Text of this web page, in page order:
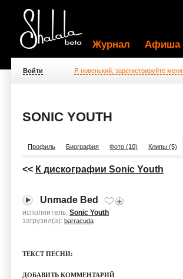
Журнал Афиша
Войти Я новенький, зарегистрируйте меня
SONIC YOUTH
Профиль Биография Фото (10) Клипы (5)
<< К дискографии Sonic Youth
Unmade Bed
исполнитель: Sonic Youth
загрузил(а): barracuda
ТЕКСТ ПЕСНИ:
ДОБАВИТЬ КОММЕНТАРИЙ